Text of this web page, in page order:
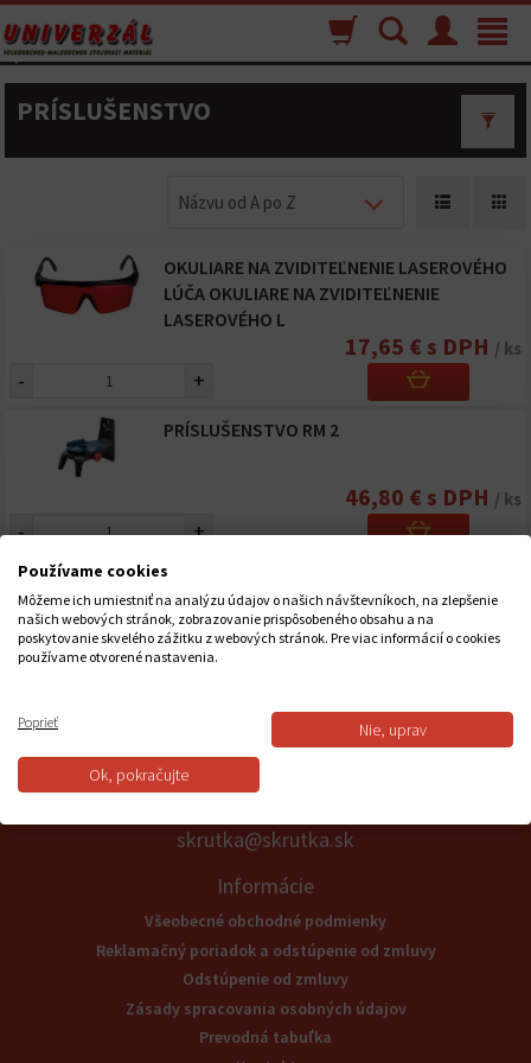
Toggle
Menu
Vyhľadávanie
Nákupný
košík
PRÍSLUŠENSTVO
Názvu od A po Z
OKULIARE NA ZVIDITEĽNENIE LASEROVÉHO
LÚČA OKULIARE NA ZVIDITEĽNENIE
LASEROVÉHO L
17,65 € s DPH / ks
- +
PRÍSLUŠENSTVO RM 2
46,80 € s DPH / ks
- +
UNIVERZÁLNY DRŽIAK BM 1
86,10 € s DPH/ ks
skrutka@skrutka.sk
Informácie
Všeobecné obchodné podmienky
Reklamačný poriadok a odstúpenie od zmluvy
Odstúpenie od zmluvy
Zásady spracovania osobných údajov
Prevodná tabuľka
Používame cookies
Môžeme ich umiestniť na analýzu údajov o našich návštevníkoch, na zlepšenie
našich webových stránok, zobrazovanie prispôsobeného obsahu a na
poskytovanie skvelého zážitku z webových stránok. Pre viac informácií o cookies
používame otvorené nastavenia.
Poprieť Nie, uprav
Ok, pokračujte